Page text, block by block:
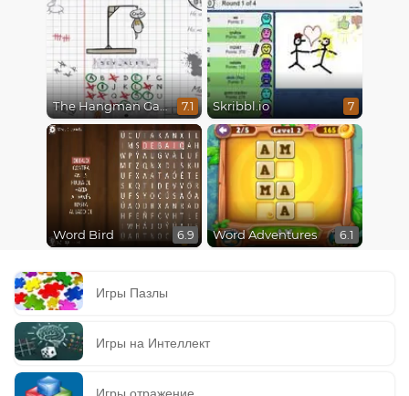
The Hangman Game Scrawl 7.1 Skribbl.io 7
Word Bird 6.9 Word Adventures 6.1
Игры Пазлы
Игры на Интеллект